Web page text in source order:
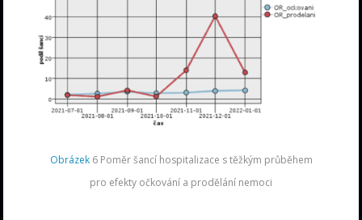
Obrázek 6 Poměr šancí hospitalizace s těžkým průběhem
pro efekty očkování a prodělání nemoci